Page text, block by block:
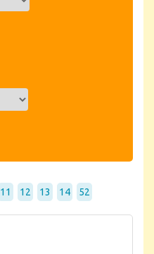
11 12 13 14
52